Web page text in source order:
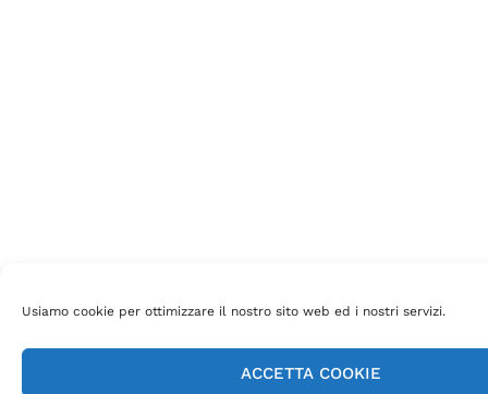
Usiamo cookie per ottimizzare il nostro sito web ed i nostri servizi.
ACCETTA COOKIE